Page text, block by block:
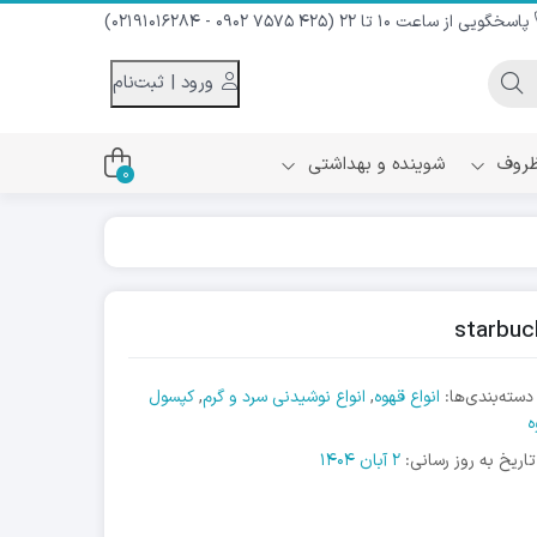
پاسخگویی از ساعت 10 تا 22 (425 7575 0902 - 02191016284)
سرد
شوینده و بهداشتی
لباس
0
دسته‌بندی‌ها: انواع قهوه, انواع نوشیدنی سرد و گرم,کپسول
تاریخ به روز رسانی: 2 آبان 1404